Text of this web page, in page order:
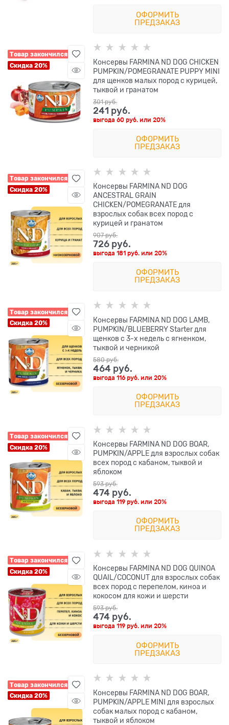
ОФОРМИТЬ
ПРЕДЗАКАЗ
Товар закончился
Скидка 20%
Консервы FARMINA ND DOG CHICKEN
PUMPKIN/POMEGRANATE PUPPY MINI
для щенков малых пород с курицей,
тыквой и гранатом
301 руб.
241 руб.
выгода60 руб. или20%
ОФОРМИТЬ
ПРЕДЗАКАЗ
Товар закончился
Скидка 20%
Консервы FARMINA ND DOG
ANCESTRAL GRAIN
CHICKEN/POMEGRANATE для
взрослых собак всех пород с
курицей и гранатом
907 руб.
726 руб.
выгода181 руб. или20%
ОФОРМИТЬ
ПРЕДЗАКАЗ
Товар закончился
Скидка 20%
Консервы FARMINA ND DOG LAMB,
PUMPKIN/BLUEBERRY Starter для
щенков с 3-х недель с ягненком,
тыквой и черникой
580 руб.
464 руб.
выгода116 руб. или20%
ОФОРМИТЬ
ПРЕДЗАКАЗ
Товар закончился
Скидка 20%
Консервы FARMINA ND DOG BOAR,
PUMPKIN/APPLE для взрослых собак
всех пород с кабаном, тыквой и
яблоком
593 руб.
474 руб.
выгода119 руб. или20%
ОФОРМИТЬ
ПРЕДЗАКАЗ
Товар закончился
Скидка 20%
Консервы FARMINA ND DOG QUINOA
QUAIL/COCONUT для взрослых собак
всех пород с перепелом, киноа и
кокосом для кожи и шерсти
593 руб.
474 руб.
выгода119 руб. или20%
ОФОРМИТЬ
ПРЕДЗАКАЗ
Товар закончился
Скидка 20%
Консервы FARMINA ND DOG BOAR,
PUMPKIN/APPLE MINI для взрослых
собак малых пород с кабаном,
тыквой и яблоком